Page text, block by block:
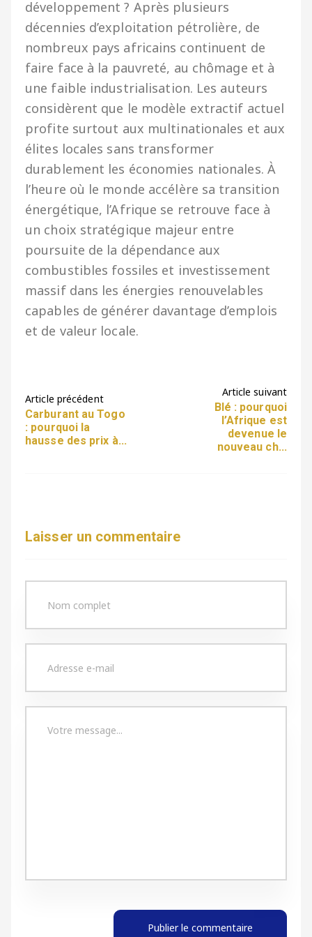
développement ? Après plusieurs
décennies d’exploitation pétrolière, de
nombreux pays africains continuent de
faire face à la pauvreté, au chômage et à
une faible industrialisation. Les auteurs
considèrent que le modèle extractif actuel
profite surtout aux multinationales et aux
élites locales sans transformer
durablement les économies nationales. À
l’heure où le monde accélère sa transition
énergétique, l’Afrique se retrouve face à
un choix stratégique majeur entre
poursuite de la dépendance aux
combustibles fossiles et investissement
massif dans les énergies renouvelables
capables de générer davantage d’emplois
et de valeur locale.
Article précédent
Carburant au Togo
: pourquoi la
hausse des prix à...
Article suivant
Blé : pourquoi
l’Afrique est
devenue le
nouveau ch...
Laisser un commentaire
Publier le commentaire